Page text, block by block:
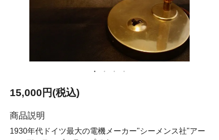
15,000円(税込)
商品説明
1930年代ドイツ最大の電機メーカー"シーメンス社"アー